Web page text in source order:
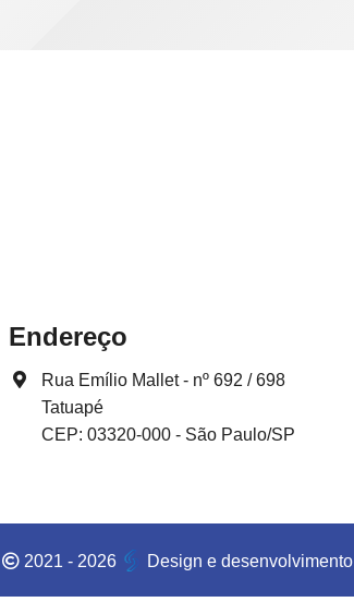
Endereço
Rua Emílio Mallet - nº 692 / 698
Tatuapé
CEP: 03320-000 - São Paulo/SP
2021 - 2026 Design e desenvolvimento